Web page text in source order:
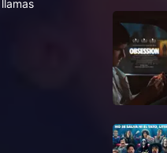
llamas